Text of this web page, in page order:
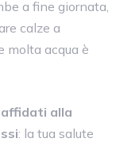
a fine giornata,
calze a
molta acqua è
affidati alla
: la tua salute